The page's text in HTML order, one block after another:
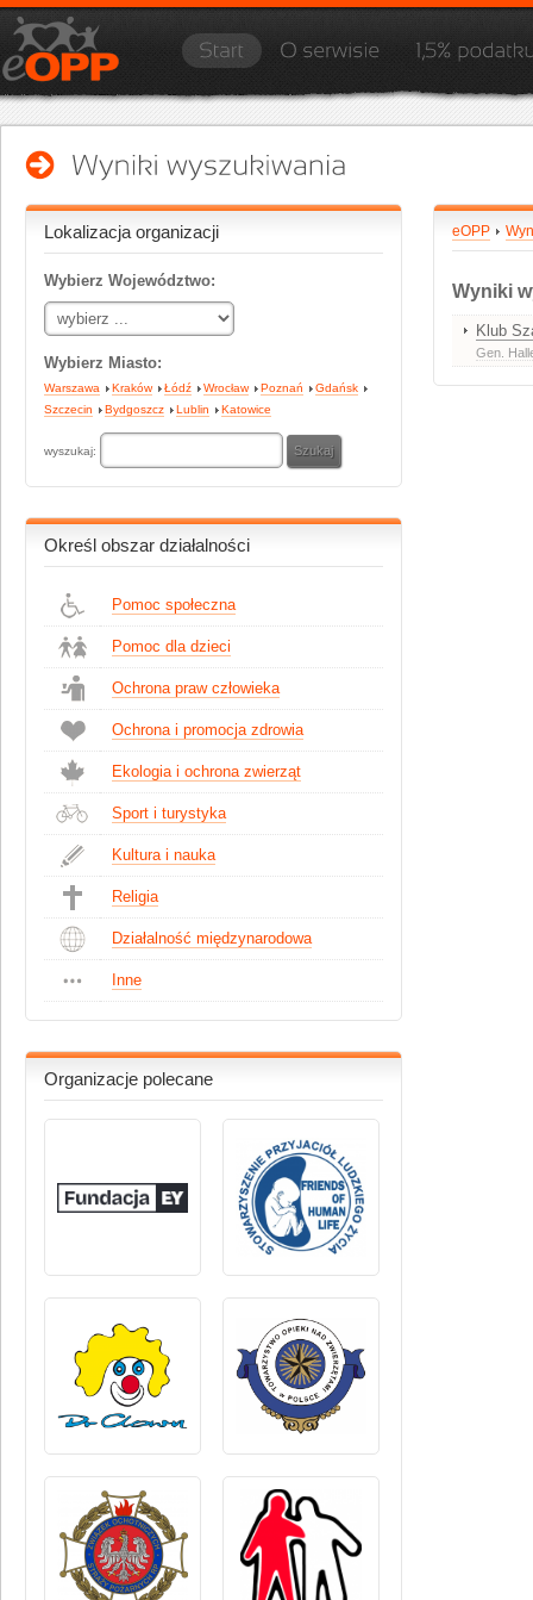
Lokalizacja organizacji
Wybierz Województwo:
Wybierz Miasto:
Warszawa Kraków Łódź Wrocław Poznań
Gdańsk
Szczecin
Bydgoszcz Lublin Katowice
wyszukaj:
Określ obszar działalności
Pomoc społeczna
Pomoc dla dzieci
Ochrona praw człowieka
Ochrona i promocja zdrowia
Ekologia i ochrona zwierząt
Sport i turystyka
Kultura i nauka
Religia
Działalność międzynarodowa
Inne
Organizacje polecane
eOPP
Wyniki
Klub
Gen.